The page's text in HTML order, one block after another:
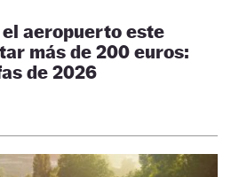
aeropuerto este
más de 200 euros:
de 2026